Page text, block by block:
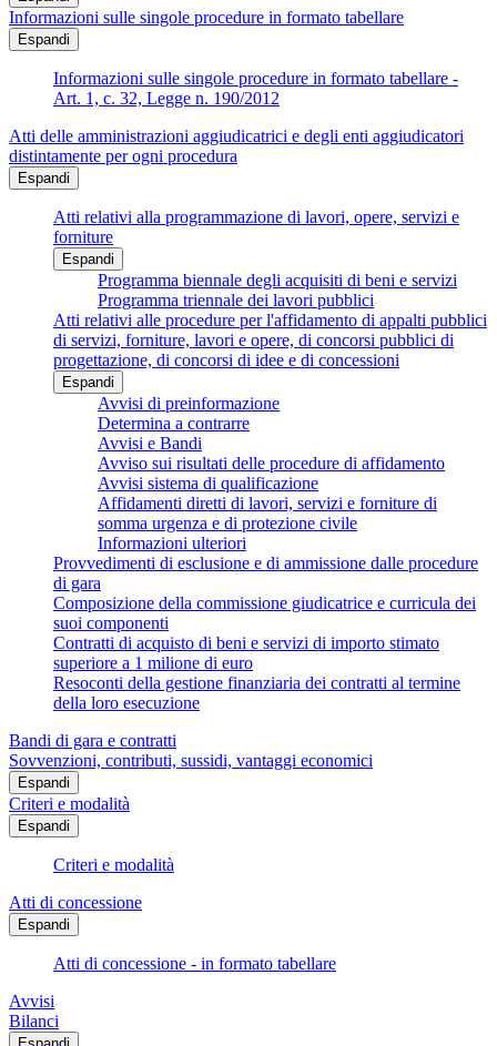
Informazioni sulle singole procedure in formato tabellare
Espandi
Informazioni sulle singole procedure in formato tabellare -
Art. 1, c. 32, Legge n. 190/2012
Atti delle amministrazioni aggiudicatrici e degli enti aggiudicatori
distintamente per ogni procedura
Espandi
Atti relativi alla programmazione di lavori, opere, servizi e
forniture
Espandi
Programma biennale degli acquisiti di beni e servizi
Programma triennale dei lavori pubblici
Atti relativi alle procedure per l'affidamento di appalti pubblici
di servizi, forniture, lavori e opere, di concorsi pubblici di
progettazione, di concorsi di idee e di concessioni
Espandi
Avvisi di preinformazione
Determina a contrarre
Avvisi e Bandi
Avviso sui risultati delle procedure di affidamento
Avvisi sistema di qualificazione
Affidamenti diretti di lavori, servizi e forniture di
somma urgenza e di protezione civile
Informazioni ulteriori
Provvedimenti di esclusione e di ammissione dalle procedure
di gara
Composizione della commissione giudicatrice e curricula dei
suoi componenti
Contratti di acquisto di beni e servizi di importo stimato
superiore a 1 milione di euro
Resoconti della gestione finanziaria dei contratti al termine
della loro esecuzione
Bandi di gara e contratti
Sovvenzioni, contributi, sussidi, vantaggi economici
Espandi
Criteri e modalità
Espandi
Criteri e modalità
Atti di concessione
Espandi
Atti di concessione - in formato tabellare
Avvisi
Bilanci